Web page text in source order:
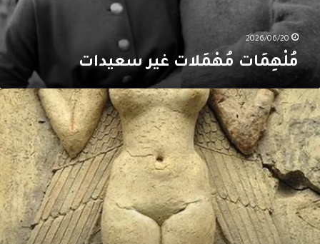
2026/06/20
مُلْهِمَات مُهْمَلات غير سعيدات
ليليت…
ليليت…
مَن
منكُما
الأَفعى؟